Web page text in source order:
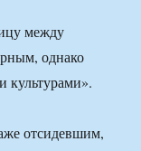
между
однако
культурами».
отсидевшим,